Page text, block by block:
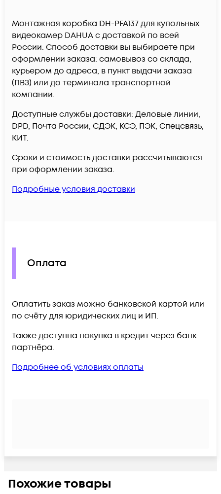
Монтажная коробка DH-PFA137 для купольных
видеокамер DAHUA c доставкой по всей
России. Способ доставки вы выбираете при
оформлении заказа: самовывоз со склада,
курьером до адреса, в пункт выдачи заказа
(ПВЗ) или до терминала транспортной
компании.
Доступные службы доставки: Деловые линии,
DPD, Почта России, СДЭК, КСЭ, ПЭК, Спецсвязь,
КИТ.
Сроки и стоимость доставки рассчитываются
при оформлении заказа.
Подробные условия доставки
Оплата
Оплатить заказ можно банковской картой или
по счёту для юридических лиц и ИП.
Также доступна покупка в кредит через банк-
партнёра.
Подробнее об условиях оплаты
Похожие товары